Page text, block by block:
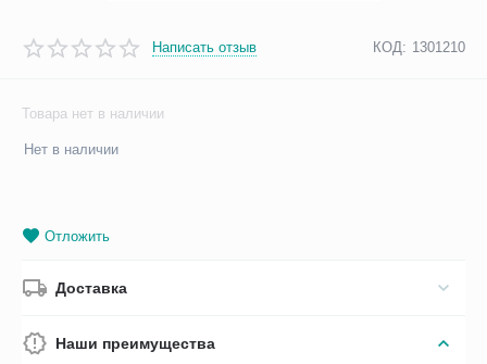
Написать отзыв КОД: 1301210
Товара нет в наличии
Нет в наличии
Отложить
Доставка
Наши преимущества